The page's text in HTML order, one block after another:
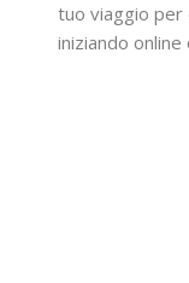
tuo viaggio per
iniziando